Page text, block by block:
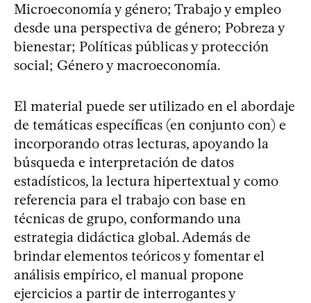
Microeconomía y género; Trabajo y empleo
desde una perspectiva de género; Pobreza y
bienestar; Políticas públicas y protección
social; Género y macroeconomía.
El material puede ser utilizado en el abordaje
de temáticas específicas (en conjunto con) e
incorporando otras lecturas, apoyando la
búsqueda e interpretación de datos
estadísticos, la lectura hipertextual y como
referencia para el trabajo con base en
técnicas de grupo, conformando una
estrategia didáctica global. Además de
brindar elementos teóricos y fomentar el
análisis empírico, el manual propone
ejercicios a partir de interrogantes y